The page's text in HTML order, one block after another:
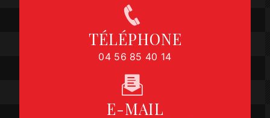
TÉLÉPHONE
04 56 85 40 14
E-MAIL